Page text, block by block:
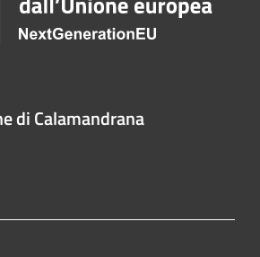
di Calamandrana